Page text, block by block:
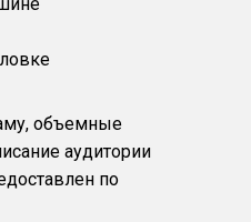
объемные
аудитории
по